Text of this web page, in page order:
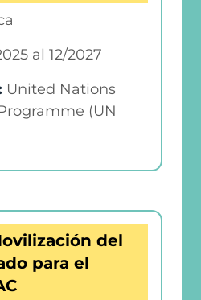
al 12/2027
United Nations
(UN
del
para el